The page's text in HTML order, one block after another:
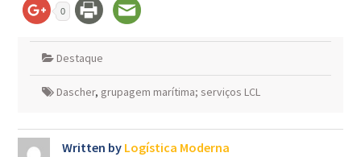
0
Destaque
Dascher, grupagem marítima; serviços LCL
Written by Logística Moderna